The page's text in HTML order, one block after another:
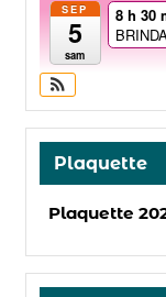
SEP
5
sam
8 h 30
Plaquette
Plaquette